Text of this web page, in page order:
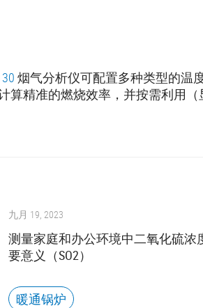
烟气分析仪可配置多种类型的温
算精准的燃烧效率，并按需利用（
九月 19, 2023
测量家庭和办公环境中二氧化硫浓
要意义（SO2）
暖通锅炉